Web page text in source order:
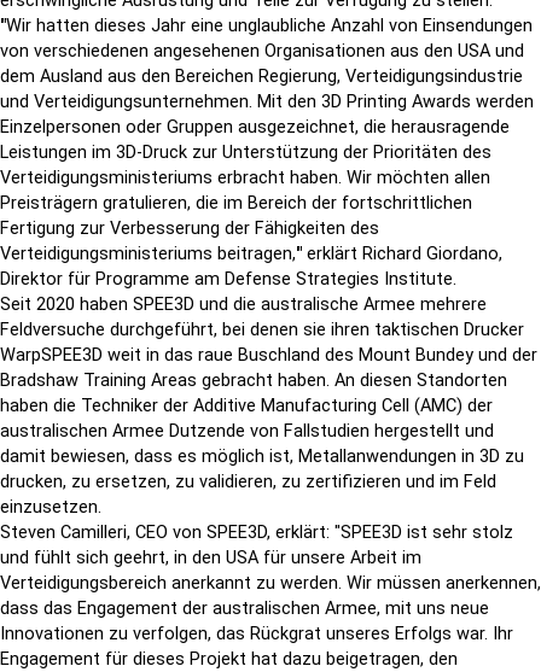
"Wir hatten dieses Jahr eine unglaubliche Anzahl von Einsendungen
von verschiedenen angesehenen Organisationen aus den USA und
dem Ausland aus den Bereichen Regierung, Verteidigungsindustrie
und Verteidigungsunternehmen. Mit den 3D Printing Awards werden
Einzelpersonen oder Gruppen ausgezeichnet, die herausragende
Leistungen im 3D-Druck zur Unterstützung der Prioritäten des
Verteidigungsministeriums erbracht haben. Wir möchten allen
Preisträgern gratulieren, die im Bereich der fortschrittlichen
Fertigung zur Verbesserung der Fähigkeiten des
Verteidigungsministeriums beitragen," erklärt Richard Giordano,
Direktor für Programme am Defense Strategies Institute.
Seit 2020 haben SPEE3D und die australische Armee mehrere
Feldversuche durchgeführt, bei denen sie ihren taktischen Drucker
WarpSPEE3D weit in das raue Buschland des Mount Bundey und der
Bradshaw Training Areas gebracht haben. An diesen Standorten
haben die Techniker der Additive Manufacturing Cell (AMC) der
australischen Armee Dutzende von Fallstudien hergestellt und
damit bewiesen, dass es möglich ist, Metallanwendungen in 3D zu
drucken, zu ersetzen, zu validieren, zu zertifizieren und im Feld
einzusetzen.
Steven Camilleri, CEO von SPEE3D, erklärt: "SPEE3D ist sehr stolz
und fühlt sich geehrt, in den USA für unsere Arbeit im
Verteidigungsbereich anerkannt zu werden. Wir müssen anerkennen,
dass das Engagement der australischen Armee, mit uns neue
Innovationen zu verfolgen, das Rückgrat unseres Erfolgs war. Ihr
Engagement für dieses Projekt hat dazu beigetragen, den